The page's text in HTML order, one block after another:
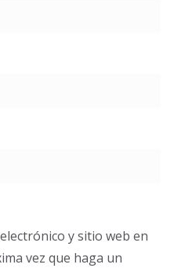
y sitio web en
vez que haga un